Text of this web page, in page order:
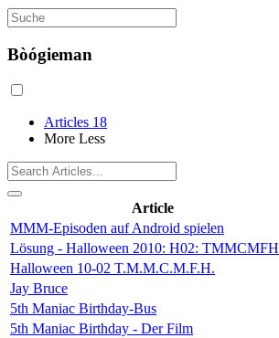
Bòógieman
Articles 18
More Less
Article
MMM-Episoden auf Android spielen
Lösung - Halloween 2010: H02: TMMCMFH
Halloween 10-02 T.M.M.C.M.F.H.
Jay Bruce
5th Maniac Birthday-Bus
5th Maniac Birthday - Der Film